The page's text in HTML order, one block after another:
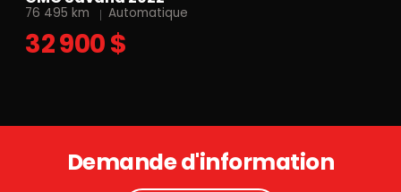
76 495 km Automatique
32 900 $
Demande d'information